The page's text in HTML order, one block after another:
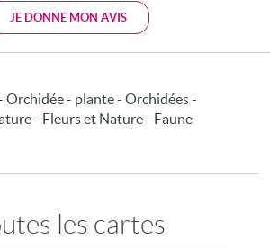
JE DONNE MON AVIS
Orchidée - plante - Orchidées -
- Fleurs et Nature - Faune
les cartes